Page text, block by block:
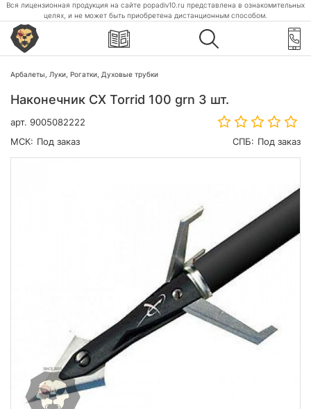
Вся лицензионная продукция на сайте popadiv10.ru представлена в ознакомительных
целях, и не может быть приобретена дистанционным способом.
Арбалеты, Луки, Рогатки, Духовые трубки
Наконечник CX Torrid 100 grn 3 шт.
арт. 9005082222
МСК: Под заказ СПБ: Под заказ